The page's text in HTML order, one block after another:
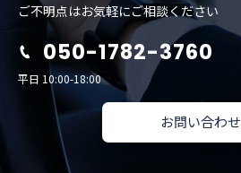
ご不明点はお気軽にご相談ください
050-1782-3760
平日 10:00-18:00
お問い合わせ